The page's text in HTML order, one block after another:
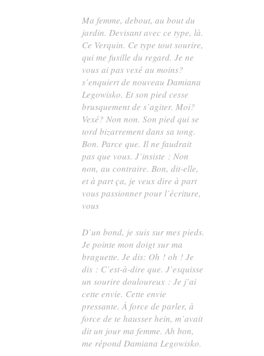
Ma femme, debout, au bout du
jardin. Devisant avec ce type, là.
Ce Verquin. Ce type tout sourire,
qui me fusille du regard. Je ne
vous ai pas vexé au moins?
s’enquiert de nouveau Damiana
Legowisko. Et son pied cesse
brusquement de s’agiter. Moi?
Vexé? Non non. Son pied qui se
tord bizarrement dans sa tong.
Bon. Parce que. Il ne faudrait
pas que vous. J’insiste : Non
non,au contraire. Bon, dit-elle,
et à part ça, je veux dire à part
vous passionner pour l’écriture,
vous
D’un bond, je suis sur mes pieds.
Je pointe mon doigt sur ma
braguette. Je dis: Oh ! oh ! Je
dis : C’est-à-dire que. J’esquisse
un sourire douloureux : Je j’ai
cette envie. Cette envie
pressante. À force de parler, à
force de te hausser hein, m’avait
dit un jour ma femme. Ah bon,
me répond Damiana Legowisko.